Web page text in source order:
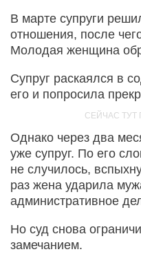
В марте супруги
отношения, после
Молодая женщина
Супруг раскаялся в
его и попросила
Однако через два
уже супруг. По его
не случилось,
раз жена ударила
административное
Но суд снова
замечанием.